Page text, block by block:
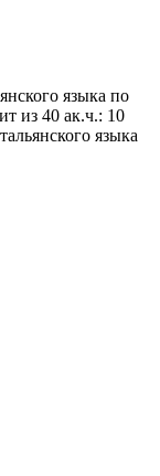
языка по
из 40 ак.ч.: 10
языка